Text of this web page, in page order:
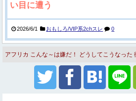
い目に遭う
2026/6/1 おもしろ/VIP系2chスレ 0
アフリカ こんな～は嫌だ！ どうしてこうなった